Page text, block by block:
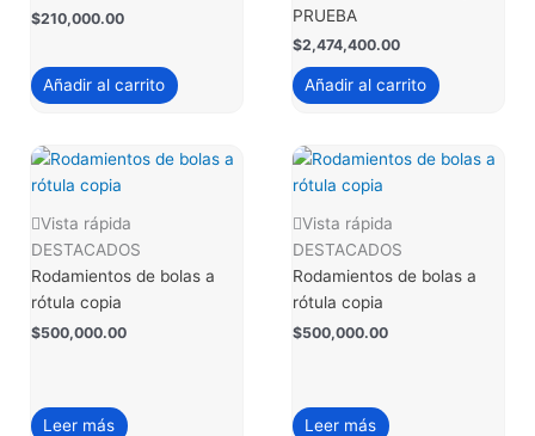
$210,000.00
Añadir al carrito
PRUEBA
$2,474,400.00
Añadir al carrito
Vista rápida
DESTACADOS
Rodamientos de bolas a
rótula copia
$500,000.00
Leer más
Vista rápida
DESTACADOS
Rodamientos de bolas a
rótula copia
$500,000.00
Leer más